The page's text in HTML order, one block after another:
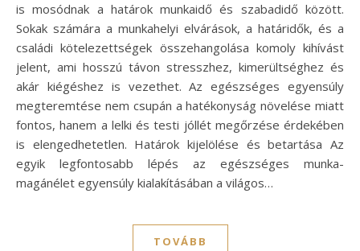
is mosódnak a határok munkaidő és szabadidő között.
Sokak számára a munkahelyi elvárások, a határidők, és a
családi kötelezettségek összehangolása komoly kihívást
jelent, ami hosszú távon stresszhez, kimerültséghez és
akár kiégéshez is vezethet. Az egészséges egyensúly
megteremtése nem csupán a hatékonyság növelése miatt
fontos, hanem a lelki és testi jóllét megőrzése érdekében
is elengedhetetlen. Határok kijelölése és betartása Az
egyik legfontosabb lépés az egészséges munka-
magánélet egyensúly kialakításában a világos…
TOVÁBB